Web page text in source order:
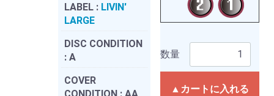
LABEL : LIVIN'
LARGE
DISC CONDITION
: A
COVER
数量
▲カートに入れる